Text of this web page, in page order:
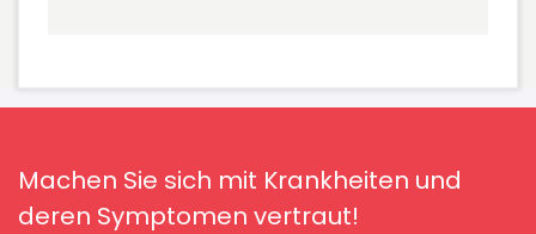
Machen Sie sich mit Krankheiten und
deren Symptomen vertraut!